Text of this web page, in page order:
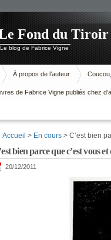
Fond du Tiroir
Le blog de Fabrice Vigne
À propos de l’auteur
de Fabrice Vigne publiés chez
Accueil > En cours > C’est bien
bien parce que c’est vous
20/12/2011